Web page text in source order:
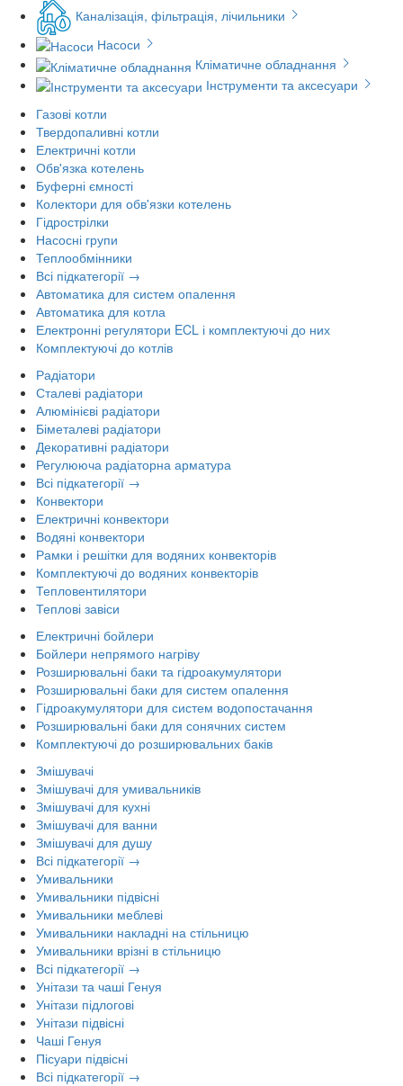
Каналізація, фільтрація, лічильники
Насоси
Кліматичне обладнання
Інструменти та аксесуари
Газові котли
Твердопаливні котли
Електричні котли
Обв'язка котелень
Буферні ємності
Колектори для обв'язки котелень
Гідрострілки
Насосні групи
Теплообмінники
Всі підкатегорії →
Автоматика для систем опалення
Автоматика для котла
Електронні регулятори ECL і комплектуючі до них
Комплектуючі до котлів
Радіатори
Сталеві радіатори
Алюмінієві радіатори
Біметалеві радіатори
Декоративні радіатори
Регулююча радіаторна арматура
Всі підкатегорії →
Конвектори
Електричні конвектори
Водяні конвектори
Рамки і решітки для водяних конвекторів
Комплектуючі до водяних конвекторів
Тепловентилятори
Теплові завіси
Електричні бойлери
Бойлери непрямого нагріву
Розширювальні баки та гідроакумулятори
Розширювальні баки для систем опалення
Гідроакумулятори для систем водопостачання
Розширювальні баки для сонячних систем
Комплектуючі до розширювальних баків
Змішувачі
Змішувачі для умивальників
Змішувачі для кухні
Змішувачі для ванни
Змішувачі для душу
Всі підкатегорії →
Умивальники
Умивальники підвісні
Умивальники меблеві
Умивальники накладні на стільницю
Умивальники врізні в стільницю
Всі підкатегорії →
Унітази та чаші Генуя
Унітази підлогові
Унітази підвісні
Чаші Генуя
Пісуари підвісні
Всі підкатегорії →